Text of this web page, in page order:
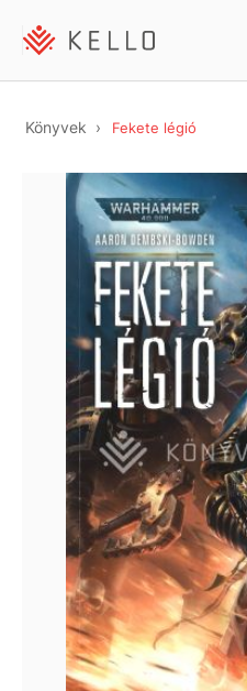
Könyvek Fekete légió